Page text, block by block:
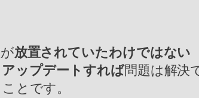
放置されていたわけではない
ップデートすれば問題は解決
とです。